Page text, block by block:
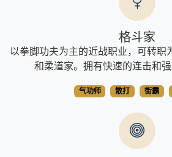
格斗家
以拳脚功夫为主的近战职业，可转职
和柔道家。拥有快速的连击和强
气功师 散打 街霸